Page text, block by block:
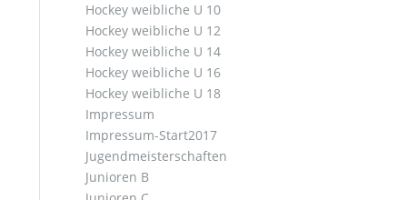
Hockey weibliche U 10
Hockey weibliche U 12
Hockey weibliche U 14
Hockey weibliche U 16
Hockey weibliche U 18
Impressum
Impressum-Start2017
Jugendmeisterschaften
Junioren B